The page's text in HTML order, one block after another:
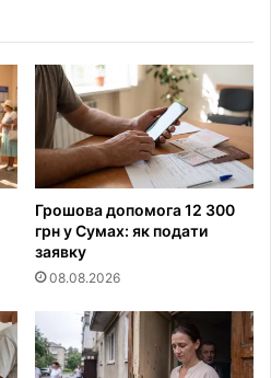
Грошова допомога 12 300
грн у Сумах: як подати
заявку
08.08.2026